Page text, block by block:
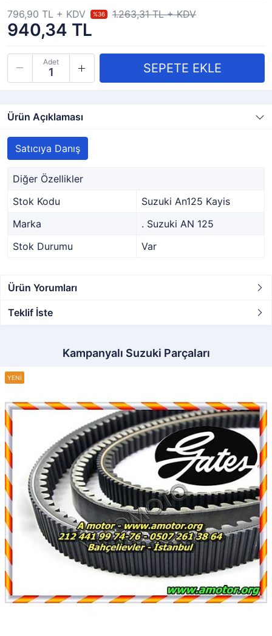
940,34 TL
796,90 TL + KDV %36 1.263,31 TL + KDV
Adet
Ürün Açıklaması
Satıcıya Danış
Diğer Özellikler
Stok Kodu
Suzuki An125 Kayis
Marka
. Suzuki AN 125
Stok Durumu
Var
Ürün Yorumları
Teklif İste
Kampanyalı Suzuki Parçaları